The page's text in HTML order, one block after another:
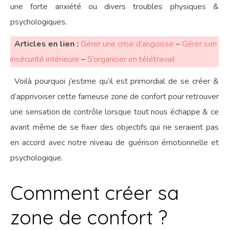
une forte anxiété ou divers troubles physiques &
psychologiques.
Articles en lien : Gérer une crise d’angoisse – Gérer son
insécurité intérieure – S’organiser en télétravail
Voilà pourquoi j’estime qu’il est primordial de se créer &
d’apprivoiser cette fameuse zone de confort pour retrouver
une sensation de contrôle lorsque tout nous échappe & ce
avant même de se fixer des objectifs qui ne seraient pas
en accord avec notre niveau de guérison émotionnelle et
psychologique.
Comment créer sa
zone de confort ?